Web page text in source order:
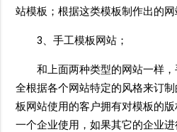
站模板；根据这类模板制作出的
3、手工模板网站；
和上面两种类型的网站一样，
全根据各个网站特定的风格来订
板网站使用的客户拥有对模板的
一个企业使用，如果其它的企业进